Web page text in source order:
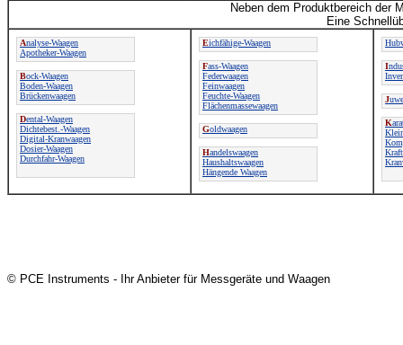
Neben dem Produktbereich der
Eine
Analyse-Waagen
Apotheker-Waagen
Bock-Waagen
Boden-Waagen
Brückenwaagen
Dental-Waagen
Dichtebest.-Waagen
Digital-Kranwaagen
Dosier-Waagen
Durchfahr-Waagen
Eichfähige-Waagen
Fass-Waagen
Federwaagen
Feinwaagen
Feuchte-Waagen
Flächenmassewaagen
Goldwaagen
Handelswaagen
Haushaltswaagen
Hängende Waagen
I
J
K
© PCE Instruments - Ihr Anbieter für Messgeräte und Waagen